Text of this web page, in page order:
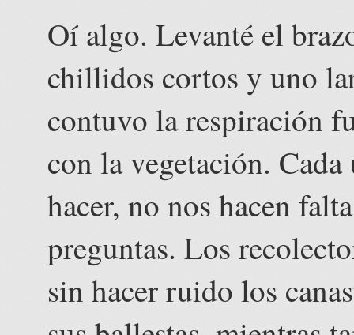
Oí algo. Levanté el
chillidos cortos y uno
contuvo la respiración
con la vegetación.
hacer, no nos hacen
preguntas. Los
sin hacer ruido los